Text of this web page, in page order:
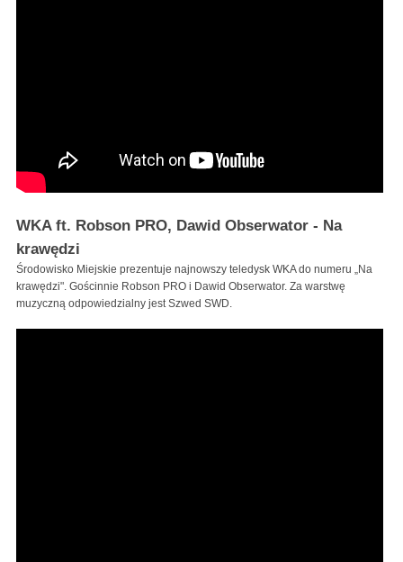
WKA ft. Robson PRO, Dawid Obserwator - Na
krawędzi
Środowisko Miejskie prezentuje najnowszy teledysk WKA do numeru „Na
krawędzi". Gościnnie Robson PRO i Dawid Obserwator. Za warstwę
muzyczną odpowiedzialny jest Szwed SWD.